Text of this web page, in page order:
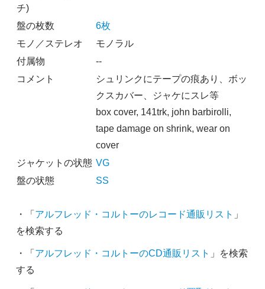
チ)
盤の枚数
6枚
モノ／ステレオ
モノラル
付属物
--
コメント
シュリンクにテープの痕あり、ボッ
クスカバー、ジャケにスレ等
box cover, 141trk, john barbirolli,
tape damage on shrink, wear on
cover
ジャケットの状態 VG
盤の状態
SS
・「 アルフレッド・コルトーのレコード通販リスト 」
を検索する
・「 アルフレッド・コルトーのCD通販リスト 」を検索
する